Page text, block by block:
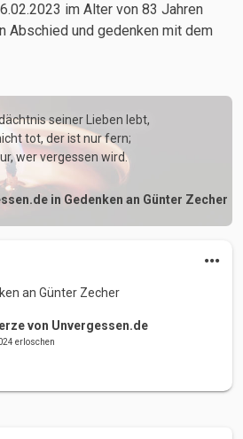
im Alter von 83 Jahren
Abschied und gedenken mit dem
seiner Lieben lebt,
tot, der ist nur fern;
wer vergessen wird.
in Gedenken an Günter Zecher
an Günter Zecher
von Unvergessen.de
erloschen